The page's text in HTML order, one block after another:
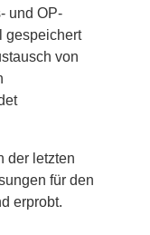
und OP-
gespeichert
von
der letzten
für den
erprobt.